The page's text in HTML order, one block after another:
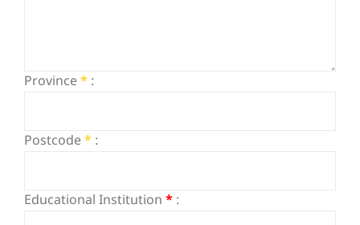
Province* :
Postcode* :
Educational Institution * :